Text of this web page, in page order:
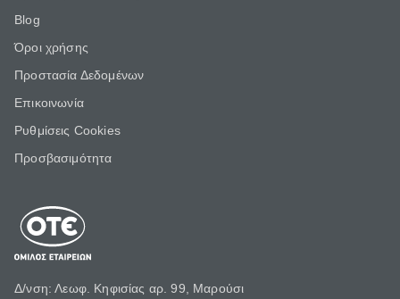
Blog
Όροι χρήσης
Προστασία Δεδομένων
Επικοινωνία
Ρυθμίσεις Cookies
Προσβασιμότητα
Δ/νση: Λεωφ. Κηφισίας αρ. 99, Μαρούσι